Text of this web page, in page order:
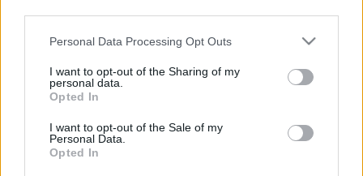
Please note that this website/app uses one or more Google
not limited to your visit or usage behaviour. You may click to
grant or deny consent to Google and its third-party tags to
use your data for below specified purposes in below Google
consent section.
Personal Data Processing Opt Outs
I want to opt-out of the Sharing of my
personal data.
Opted In
I want to opt-out of the Sale of my
Personal Data.
Opted In